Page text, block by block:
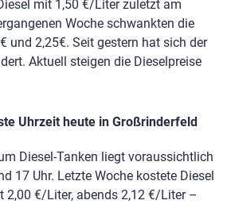
mit 1,50 €/Liter zuletzt am
Woche schwankten die
und 2,25€. Seit gestern hat sich der
Aktuell steigen die Dieselpreise
Uhrzeit heute in Großrinderfeld
Diesel-Tanken liegt voraussichtlich
17 Uhr. Letzte Woche kostete Diesel
€/Liter, abends 2,12 €/Liter –